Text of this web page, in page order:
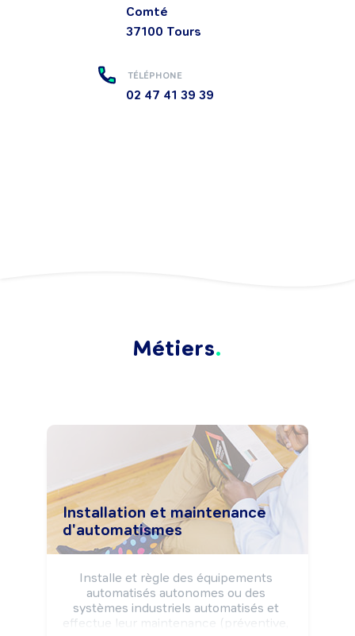
Comté
37100 Tours
TÉLÉPHONE
02 47 41 39 39
Métiers
Installation et maintenance
d'automatismes
Installe et règle des équipements
automatisés autonomes ou des
systèmes industriels automatisés et
effectue leur maintenance (préventive,